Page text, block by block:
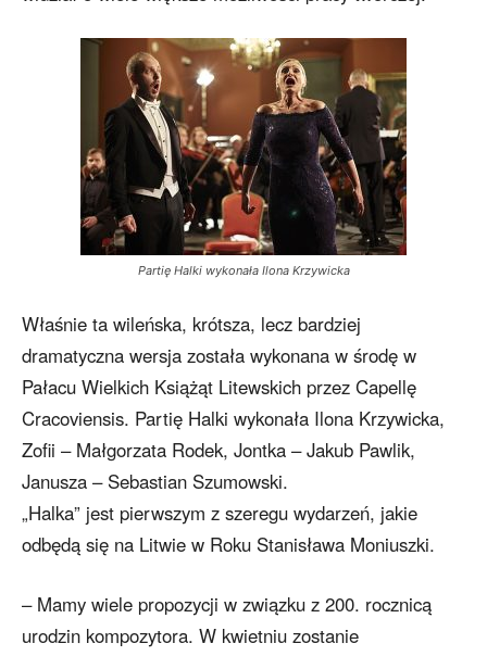
Partię Halki wykonała Ilona Krzywicka
Właśnie ta wileńska, krótsza, lecz bardziej
dramatyczna wersja została wykonana w środę w
Pałacu Wielkich Książąt Litewskich przez Capellę
Cracoviensis. Partię Halki wykonała Ilona Krzywicka,
Zofii – Małgorzata Rodek, Jontka – Jakub Pawlik,
Janusza – Sebastian Szumowski.
„Halka” jest pierwszym z szeregu wydarzeń, jakie
odbędą się na Litwie w Roku Stanisława Moniuszki.
– Mamy wiele propozycji w związku z 200. rocznicą
urodzin kompozytora. W kwietniu zostanie